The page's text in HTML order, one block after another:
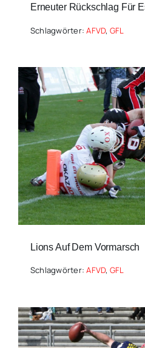
Erneuter Rückschlag Für
Schlagwörter:AFVD, GFL
Lions Auf Dem Vormarsch
Schlagwörter:AFVD, GFL